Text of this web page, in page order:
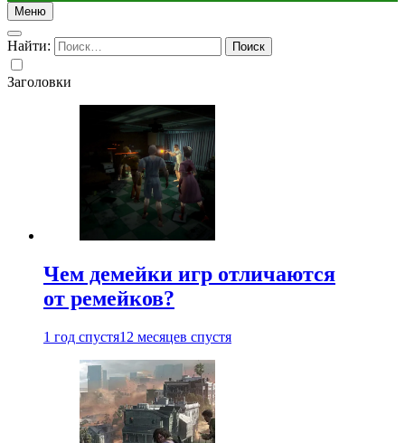
Меню
Найти:
Заголовки
Чем демейки игр отличаются
от ремейков?
1 год спустя12 месяцев спустя